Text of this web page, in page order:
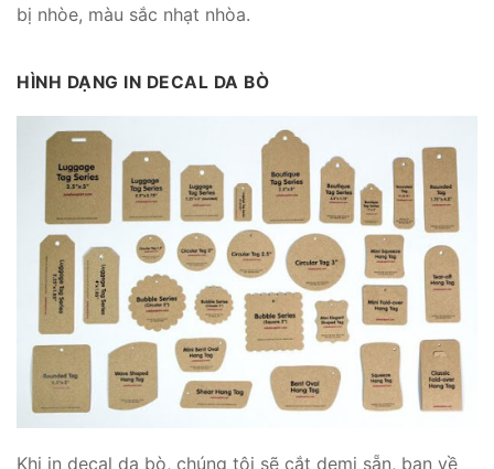
bị nhòe, màu sắc nhạt nhòa.
HÌNH DẠNG IN DECAL DA BÒ
Khi in decal da bò, chúng tôi sẽ cắt demi sẵn, bạn về